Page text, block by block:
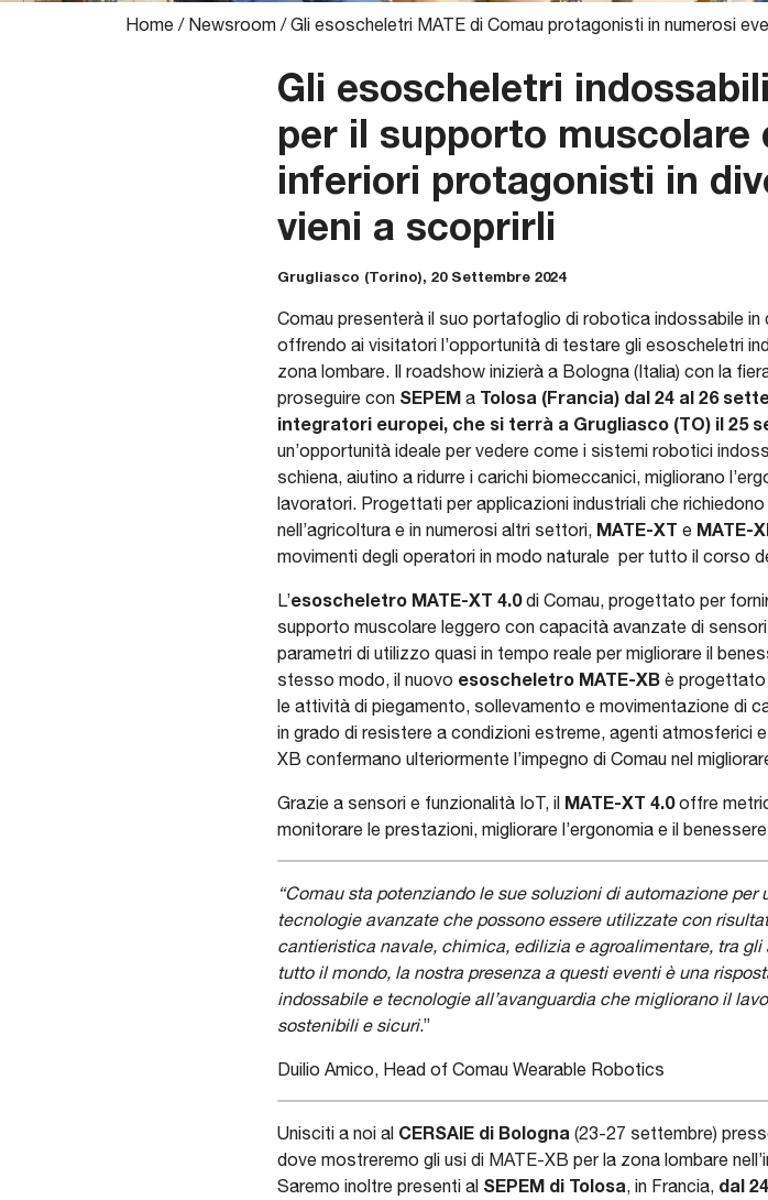
Home / Newsroom /Gli esoscheletri MATE di Comau protagonisti in numerosi
Gli esoscheletri indossabili
per il supporto
inferiori protagonisti in
vieni a scoprirli
Grugliasco (Torino), 20 Settembre 2024
Comau presenterà il suo portafoglio di robotica indossabile
offrendo ai visitatori l’opportunità di testare gli esoscheletri
zona lombare. Il roadshow inizierà a Bologna (Italia) con la
proseguire con SEPEM a Tolosa (Francia) dal 24 al 26
integratori europei, che si terrà a Grugliasco (TO) il 25
un’opportunità ideale per vedere come i sistemi robotici
schiena, aiutino a ridurre i carichi biomeccanici, migliorano
lavoratori. Progettati per applicazioni industriali che
nell’agricoltura e in numerosi altri settori, MATE-XT e MATE-
movimenti degli operatori in modo naturale per tutto il corso
L’esoscheletro MATE-XT 4.0di Comau, progettato per
supporto muscolare leggero con capacità avanzate di
parametri di utilizzo quasi in tempo reale per migliorare il
stesso modo, il nuovo esoscheletro MATE-XB è progettato
le attività di piegamento, sollevamento e movimentazione di
in grado di resistere a condizioni estreme, agenti atmosferici
XB confermano ulteriormente l’impegno di Comau nel
Grazie a sensori e funzionalità IoT, il MATE-XT 4.0offre
monitorare le prestazioni, migliorare l’ergonomia e il
“Comau sta potenziando le sue soluzioni di automazione
tecnologie avanzate che possono essere utilizzate con
cantieristica navale, chimica, edilizia e agroalimentare, tra gli
tutto il mondo, la nostra presenza a questi eventi è una
indossabile e tecnologie all’avanguardia che migliorano il
sostenibili e sicuri.”
Duilio Amico, Head of Comau Wearable Robotics
Unisciti a noi al CERSAIE di Bologna (23-27 settembre)
dove mostreremo gli usi di MATE-XB per la zona lombare
Saremo inoltre presenti al SEPEM di Tolosa, in Francia, dal